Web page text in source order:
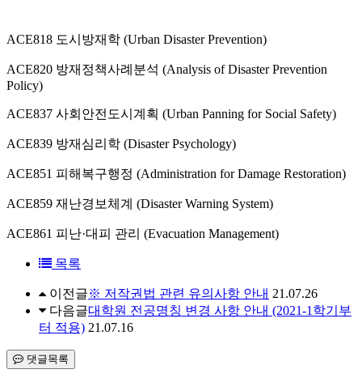
ACE818 도시방재학 (Urban Disaster Prevention)
ACE820 방재정책사례분석 (Analysis of Disaster Prevention
Policy)
ACE837 사회안전도시계획 (Urban Panning for Social Safety)
ACE839 방재심리학 (Disaster Psychology)
ACE851 피해복구행정 (Administration for Damage Restoration)
ACE859 재난경보체계 (Disaster Warning System)
ACE861 피난·대피 관리 (Evacuation Management)
목록
이전글※ 저작권법 관련 유의사항 안내 21.07.26
다음글대학원 전공명칭 변경 사항 안내 (2021-1학기부
터 적용) 21.07.16
댓글목록